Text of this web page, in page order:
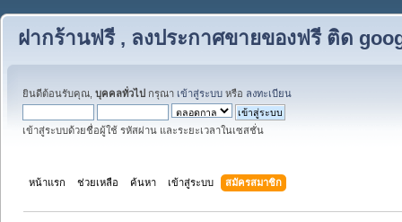
ฝากร้านฟรี , ลงประกาศขายของฟรี ติด
ยินดีต้อนรับคุณ, บุคคลทั่วไป กรุณา เข้าสู่ระบบ หรือ ลงทะเบียน
เข้าสู่ระบบด้วยชื่อผู้ใช้ รหัสผ่าน และระยะเวลาในเซสชั่น
หน้าแรก ช่วยเหลือ ค้นหา เข้าสู่ระบบ สมัครสมาชิก